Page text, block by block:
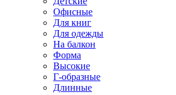
Офисные
Для книг
Для одежды
На балкон
Форма
Высокие
Г-образные
Длинные